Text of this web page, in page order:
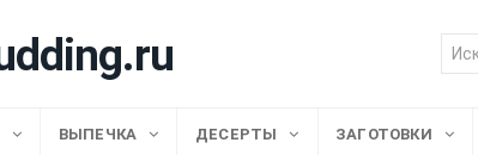
ВЫПЕЧКА ДЕСЕРТЫ ЗАГОТОВКИ